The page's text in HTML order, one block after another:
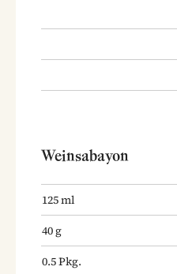
Weinsabayon
125ml
40g
0.5Pkg.